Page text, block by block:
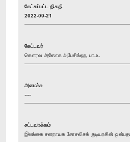
கேட்கப்பட்ட திகதி
2022-09-21
கேட்டவர்
கௌரவ அஸோக அபேசிங்ஹ, பா.உ.
அமைச்சு
----
சட்டவாக்கம்
இலங்கை சனநாயக சோசலிசக் குடியரசின்